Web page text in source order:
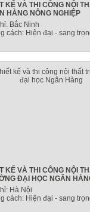
KẾ VÀ THI CÔNG NỘI
HÀNG NÔNG NGHIỆP
Bắc Ninh
cách: Hiện đại - sang
KẾ VÀ THI CÔNG NỘI
ĐẠI HỌC NGÂN
Hà Nội
cách: Hiện đại - sang